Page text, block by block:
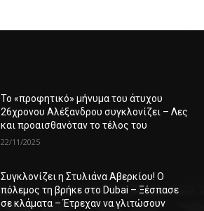
Το «προφητικό» μήνυμα του άτυχου
26χρονου Αλέξανδρου συγκλονίζει – Λες
και προαισθανόταν το τέλος του
22/11/2025
Συγκλονίζει η Στυλιάνα Αβερκίου! Ο
πόλεμος τη βρήκε στο Dubai – Ξέσπασε
σε κλάματα – Έτρεχαν να γλιτώσουν